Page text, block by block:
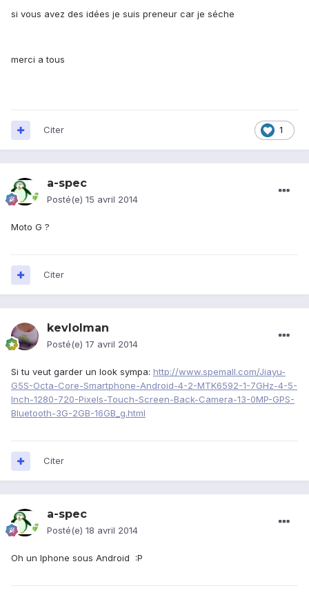
si vous avez des idées je suis preneur car je séche
merci a tous
1
Citer
a-spec
Posté(e) 15 avril 2014
Moto G ?
Citer
kevlolman
Posté(e) 17 avril 2014
Si tu veut garder un look sympa: http://www.spemall.com/Jiayu-
G5S-Octa-Core-Smartphone-Android-4-2-MTK6592-1-7GHz-4-5-
Inch-1280-720-Pixels-Touch-Screen-Back-Camera-13-0MP-GPS-
Bluetooth-3G-2GB-16GB_g.html
Citer
a-spec
Posté(e) 18 avril 2014
Oh un Iphone sous Android :P